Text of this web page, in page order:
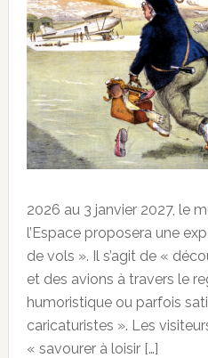
2026 au 3 janvier 2027, le
l’Espace proposera une
de vols ». Il s’agit de «
et des avions à travers le
humoristique ou parfois
caricaturistes ». Les
« savourer à loisir […]